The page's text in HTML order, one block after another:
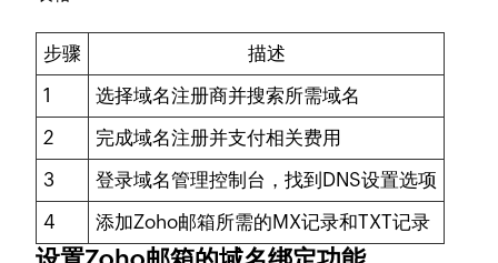
步骤
描述
1
选择域名注册商并搜索所需域名
2
完成域名注册并支付相关费用
3
登录域名管理控制台，找到DNS设置选项
4
添加Zoho邮箱所需的MX记录和TXT记录